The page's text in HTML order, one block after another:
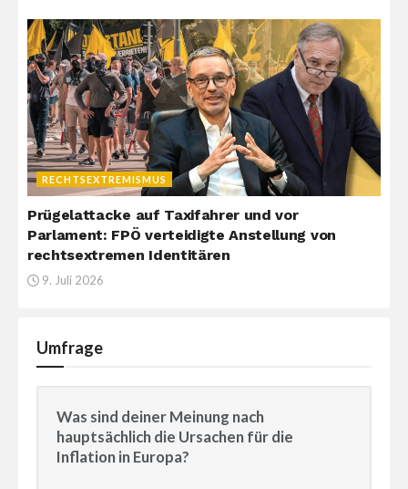
RECHTSEXTREMISMUS
Prügelattacke auf Taxifahrer und vor
Parlament: FPÖ verteidigte Anstellung von
rechtsextremen Identitären
9. Juli 2026
Umfrage
Was sind deiner Meinung nach
hauptsächlich die Ursachen für die
Inflation in Europa?